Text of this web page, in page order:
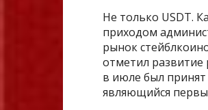
Не только USDT.
приходом
рынок
отметил развитие
в июле был
являющийся